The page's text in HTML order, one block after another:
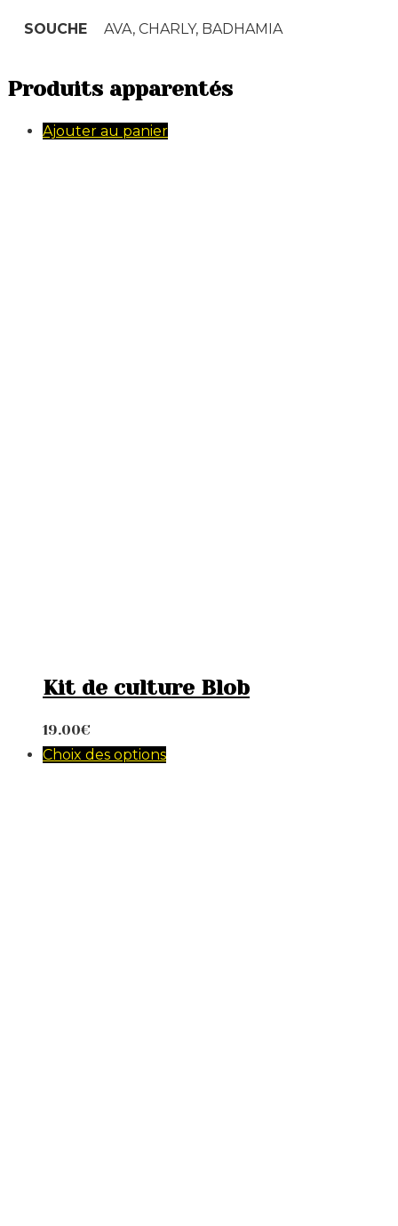
SOUCHE AVA, CHARLY, BADHAMIA
Produits apparentés
Ajouter au panier
Kit de culture Blob
19.00€
Choix des options